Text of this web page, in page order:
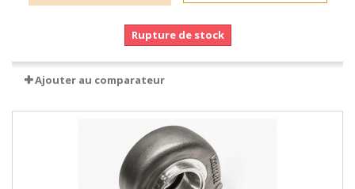
Rupture de stock
Ajouter au comparateur